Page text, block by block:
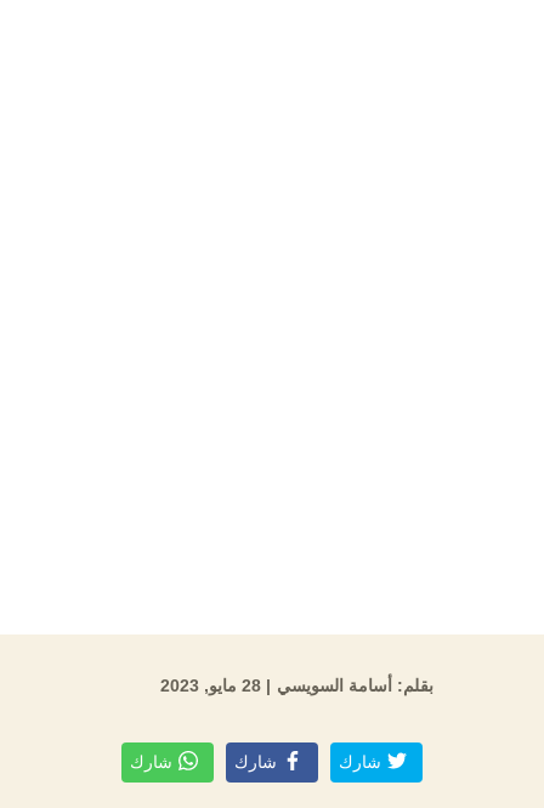
بقلم: أسامة السويسي | 28 مايو, 2023
شارك شارك شارك